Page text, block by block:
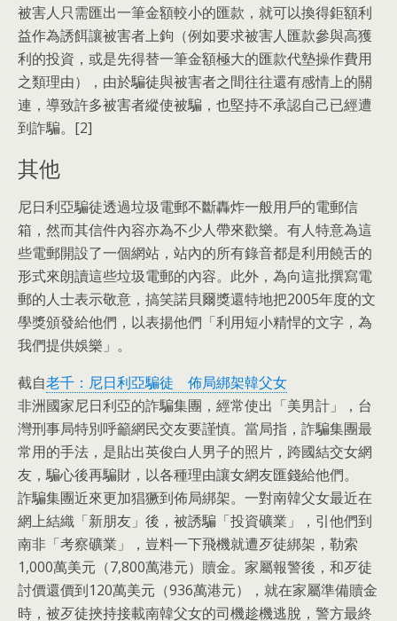
被害人只需匯出一筆金額較小的匯款，就可以換得鉅額利
益作為誘餌讓被害者上鉤（例如要求被害人匯款參與高獲
利的投資，或是先得替一筆金額極大的匯款代墊操作費用
之類理由），由於騙徒與被害者之間往往還有感情上的關
連，導致許多被害者縱使被騙，也堅持不承認自己已經遭
到詐騙。[2]
其他
尼日利亞騙徒透過垃圾電郵不斷轟炸一般用戶的電郵信
箱，然而其信件內容亦為不少人帶來歡樂。有人特意為這
些電郵開設了一個網站，站內的所有錄音都是利用饒舌的
形式來朗讀這些垃圾電郵的內容。此外，為向這批撰寫電
郵的人士表示敬意，搞笑諾貝爾獎還特地把2005年度的文
學獎頒發給他們，以表揚他們「利用短小精悍的文字，為
我們提供娛樂」。
截自老千：尼日利亞騙徒 佈局綁架韓父女
非洲國家尼日利亞的詐騙集團，經常使出「美男計」，台
灣刑事局特別呼籲網民交友要謹慎。當局指，詐騙集團最
常用的手法，是貼出英俊白人男子的照片，跨國結交女網
友，騙心後再騙財，以各種理由讓女網友匯錢給他們。
詐騙集團近來更加猖獗到佈局綁架。一對南韓父女最近在
網上結織「新朋友」後，被誘騙「投資礦業」，引他們到
南非「考察礦業」，豈料一下飛機就遭歹徒綁架，勒索
1,000萬美元（7,800萬港元）贖金。家屬報警後，和歹徒
討價還價到120萬美元（936萬港元），就在家屬準備贖金
時，被歹徒挾持接載南韓父女的司機趁機逃脫，警方最終